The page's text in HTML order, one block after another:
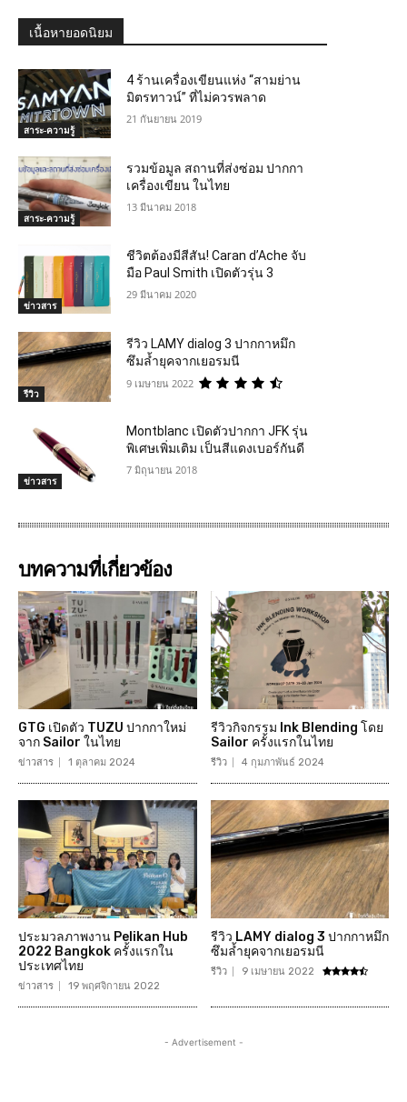
เนื้อหายอดนิยม
สาระ-ความรู้
4 ร้านเครื่องเขียนแห่ง “สามย่าน
มิตรทาวน์” ที่ไม่ควรพลาด
21 กันยายน 2019
สาระ-ความรู้
รวมข้อมูล สถานที่ส่งซ่อม ปากกา
เครื่องเขียน ในไทย
13 มีนาคม 2018
ข่าวสาร
ชีวิตต้องมีสีสัน! Caran d’Ache จับ
มือ Paul Smith เปิดตัวรุ่น 3
29 มีนาคม 2020
รีวิว
รีวิว LAMY dialog 3 ปากกาหมึก
ซึมล้ำยุคจากเยอรมนี
9 เมษายน 2022
ข่าวสาร
Montblanc เปิดตัวปากกา JFK รุ่น
พิเศษเพิ่มเติม เป็นสีแดงเบอร์กันดี
7 มิถุนายน 2018
บทความที่เกี่ยวข้อง
GTG เปิดตัว TUZU ปากกาใหม่
จาก Sailor ในไทย
ข่าวสาร 1 ตุลาคม 2024
รีวิวกิจกรรม Ink Blending โดย
Sailor ครั้งแรกในไทย
รีวิว 4 กุมภาพันธ์ 2024
ประมวลภาพงาน Pelikan Hub
2022 Bangkok ครั้งแรกใน
ประเทศไทย
ข่าวสาร 19 พฤศจิกายน 2022
รีวิว LAMY dialog 3 ปากกาหมึก
ซึมล้ำยุคจากเยอรมนี
รีวิว 9 เมษายน 2022
- Advertisement -